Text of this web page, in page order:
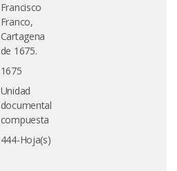
Francisco
Franco,
Cartagena
de 1675.
1675
Unidad
documental
compuesta
444-Hoja(s)